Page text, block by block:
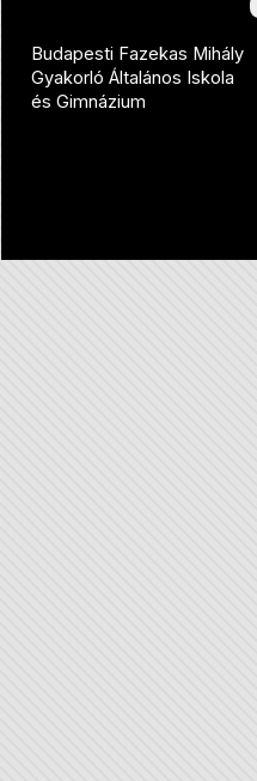
Budapesti Fazekas Mihály
Gyakorló Általános Iskola
és Gimnázium